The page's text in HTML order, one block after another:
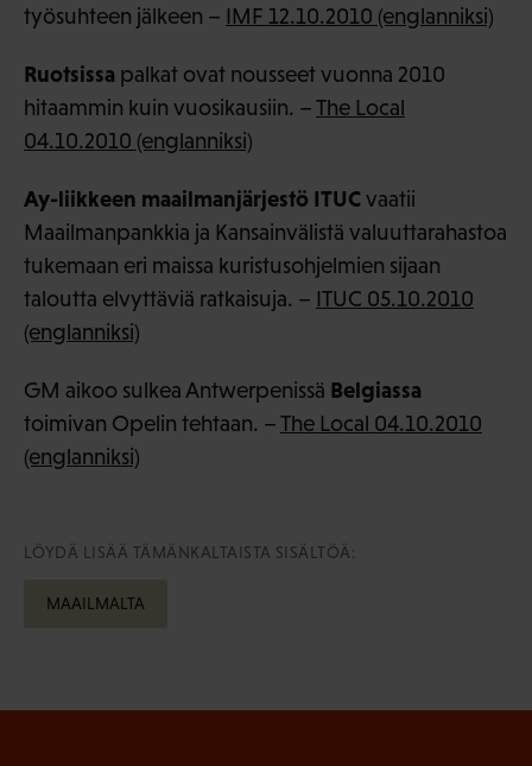
työsuhteen jälkeen – IMF 12.10.2010 (englanniksi)
Ruotsissa palkat ovat nousseet vuonna 2010
hitaammin kuin vuosikausiin. –The Local
04.10.2010 (englanniksi)
Ay-liikkeen maailmanjärjestö ITUC vaatii
Maailmanpankkia ja Kansainvälistä valuuttarahastoa
tukemaan eri maissa kuristusohjelmien sijaan
taloutta elvyttäviä ratkaisuja. – ITUC 05.10.2010
(englanniksi)
GM aikoo sulkea Antwerpenissä Belgiassa
toimivan Opelin tehtaan. –The Local 04.10.2010
(englanniksi)
LÖYDÄ LISÄÄ TÄMÄNKALTAISTA SISÄLTÖÄ:
MAAILMALTA